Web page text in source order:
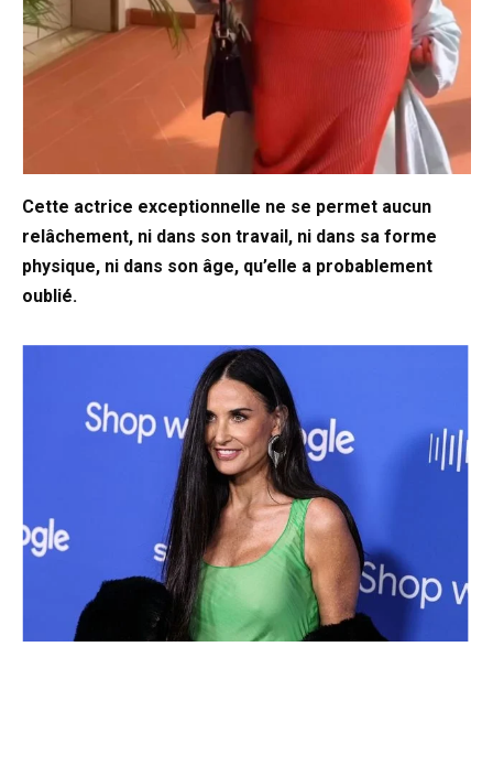
Cette actrice exceptionnelle ne se permet aucun
relâchement, ni dans son travail, ni dans sa forme
physique, ni dans son âge, qu’elle a probablement
oublié.